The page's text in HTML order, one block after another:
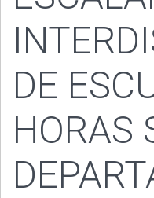
DE
HORAS